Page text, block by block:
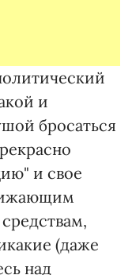
и
бросаться
и свое
(даже
над